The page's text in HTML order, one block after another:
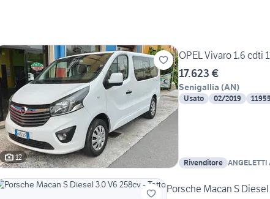
12
OPEL Vivaro 1.6 cdti
17.623 €
Senigallia (AN)
Usato 02/2019
Rivenditore ANGELETTI
Porsche Macan S